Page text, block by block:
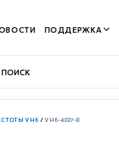
ПОДДЕРЖКА
VH6 /VH6-4037-B